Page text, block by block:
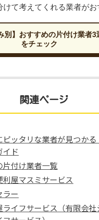
けて考えてくれる業者がお
別】おすすめの片付け業者3
をチェック
関連ページ
ピッタリな業者が見つか
イド
片付け業者一覧
利屋マスミサービス
ラー
ライフサービス（有限会社